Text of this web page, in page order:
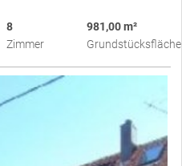
8
Zimmer
981,00 m²
Grundstücksfläche